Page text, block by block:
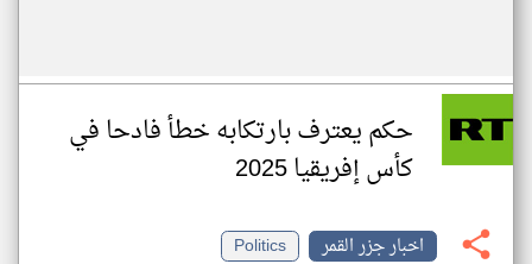
حكم يعترف بارتكابه خطأ فادحا في
كأس إفريقيا 2025
اخبار جزر القمر
Politics